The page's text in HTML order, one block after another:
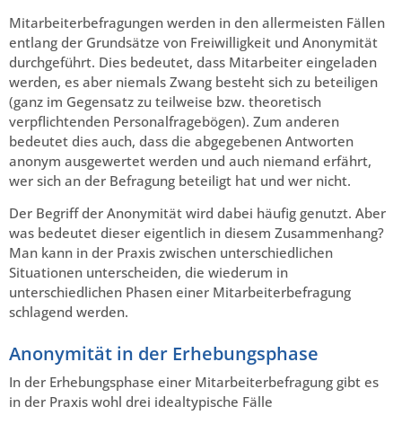
Mitarbeiterbefragungen werden in den allermeisten Fällen
entlang der Grundsätze von Freiwilligkeit und Anonymität
durchgeführt. Dies bedeutet, dass Mitarbeiter eingeladen
werden, es aber niemals Zwang besteht sich zu beteiligen
(ganz im Gegensatz zu teilweise bzw. theoretisch
verpflichtenden Personalfragebögen). Zum anderen
bedeutet dies auch, dass die abgegebenen Antworten
anonym ausgewertet werden und auch niemand erfährt,
wer sich an der Befragung beteiligt hat und wer nicht.
Der Begriff der Anonymität wird dabei häufig genutzt. Aber
was bedeutet dieser eigentlich in diesem Zusammenhang?
Man kann in der Praxis zwischen unterschiedlichen
Situationen unterscheiden, die wiederum in
unterschiedlichen Phasen einer Mitarbeiterbefragung
schlagend werden.
Anonymität in der Erhebungsphase
In der Erhebungsphase einer Mitarbeiterbefragung gibt es
in der Praxis wohl drei idealtypische Fälle